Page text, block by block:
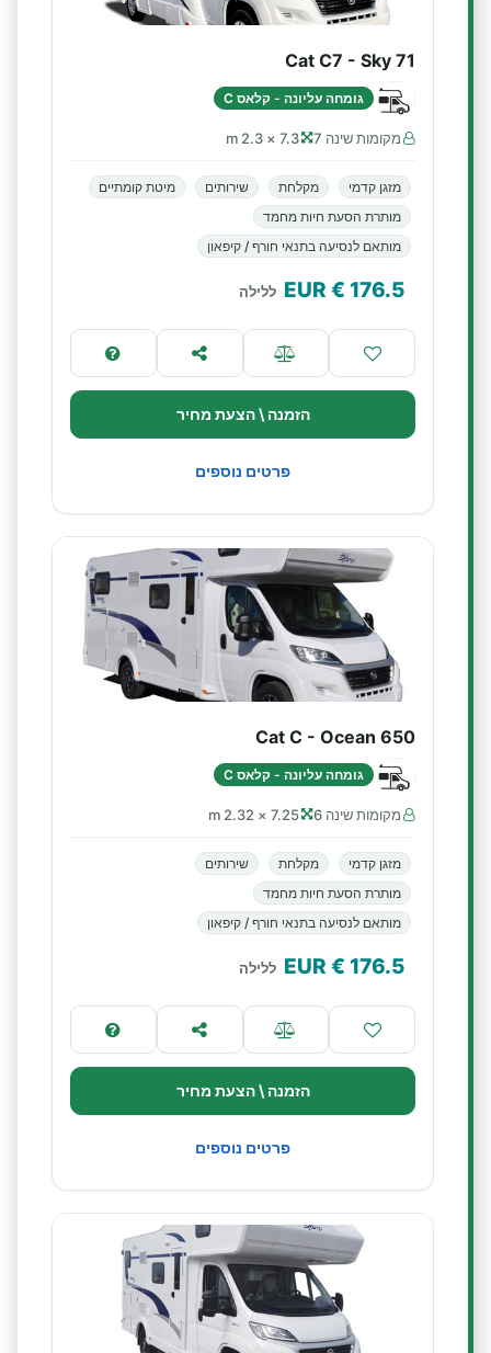
Cat C7 - Sky 71
גומחה עליונה - קלאס C
מקומות שינה 7 7.3 × 2.3 m
מזגן קדמי מקלחת שירותים
מיטת קומתיים
מותרת הסעת חיות מחמד
מותאם לנסיעה בתנאי חורף / קיפאון
176.5
€ EUR ללילה
הזמנה \ הצעת מחיר
פרטים נוספים
Cat C - Ocean 650
גומחה עליונה - קלאס C
מקומות שינה 6 7.25 × 2.32 m
מזגן קדמי מקלחת
שירותים
מותרת הסעת חיות מחמד
מותאם לנסיעה בתנאי חורף / קיפאון
176.5
€ EUR ללילה
הזמנה \ הצעת מחיר
פרטים נוספים